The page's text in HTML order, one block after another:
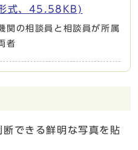
式、45.58KB)
関の相談員と相談員が所属
者
できる鮮明な写真を貼